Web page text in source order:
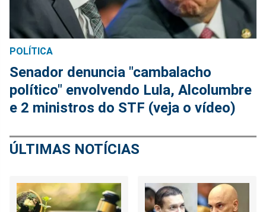
POLÍTICA
Senador denuncia "cambalacho
político" envolvendo Lula, Alcolumbre
e 2 ministros do STF (veja o vídeo)
ÚLTIMAS NOTÍCIAS